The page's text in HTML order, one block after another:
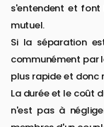
s'entendent et font
mutuel.
Si la séparation
communément par
plus rapide et donc
La durée et le coût
n'est pas à